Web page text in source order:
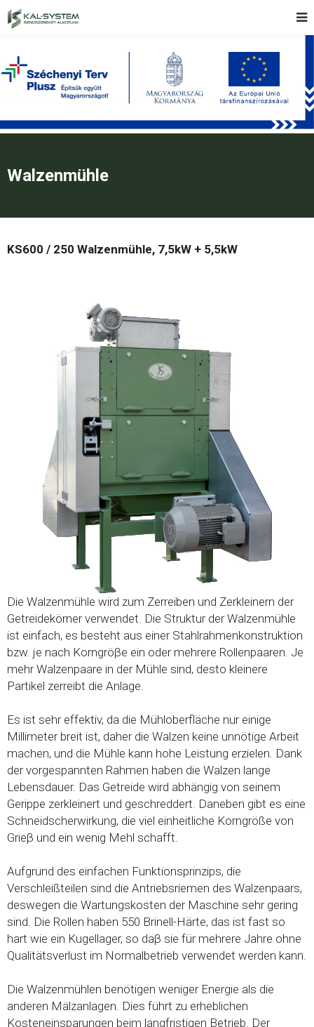
Walzenmühle
KS600 / 250 Walzenmühle, 7,5kW + 5,5kW
Die Walzenmühle wird zum Zerreiben und Zerkleinern der
Getreidekörner verwendet. Die Struktur der Walzenmühle
ist einfach, es besteht aus einer Stahlrahmenkonstruktion
bzw. je nach Korngröβe ein oder mehrere Rollenpaaren. Je
mehr Walzenpaare in der Mühle sind, desto kleinere
Partikel zerreibt die Anlage.
Es ist sehr effektiv, da die Mühloberfläche nur einige
Millimeter breit ist, daher die Walzen keine unnötige Arbeit
machen, und die Mühle kann hohe Leistung erzielen. Dank
der vorgespannten Rahmen haben die Walzen lange
Lebensdauer. Das Getreide wird abhängig von seinem
Gerippe zerkleinert und geschreddert. Daneben gibt es eine
Schneidscherwirkung, die viel einheitliche Korngröße von
Grieβ und ein wenig Mehl schafft.
Aufgrund des einfachen Funktionsprinzips, die
Verschleißteilen sind die Antriebsriemen des Walzenpaars,
deswegen die Wartungskosten der Maschine sehr gering
sind. Die Rollen haben 550 Brinell-Härte, das ist fast so
hart wie ein Kugellager, so daβ sie für mehrere Jahre ohne
Qualitätsverlust im Normalbetrieb verwendet werden kann.
Die Walzenmühlen benötigen weniger Energie als die
anderen Mälzanlagen. Dies führt zu erheblichen
Kosteneinsparungen beim langfristigen Betrieb. Der